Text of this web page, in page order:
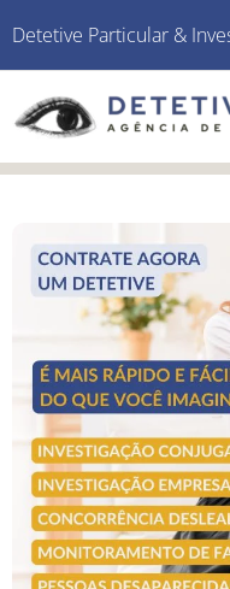
Detetive Particular &